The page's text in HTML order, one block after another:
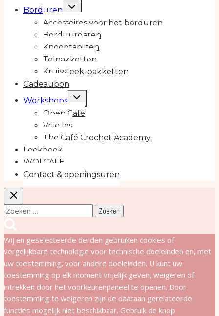
Borduren
Toggle
submenu
Accessoires voor het borduren
Borduurgaren
Knooptapijten
Telpakketten
Kruissteek-pakketten
Cadeaubon
Workshops
Toggle
Open Café
Vrije les
The Café Crochet Academy
Lookbook
WOLCAFÉ
Contact & openingsuren
Zoeken
naar:
Wij en geselecteerde derden gebruiken cookies of
vergelijkbare technologie voor technische doeleinden en, met
uw toestemming, voor andere doeleinden. U kunt uw
toestemming op elk moment vrijelijk geven, weigeren of
intrekken door het voorkeurenpaneel te openen. Door
toestemming te weigeren zijn de daaraan gerelateerde
functies mogelijk niet beschikbaar. Gebruik de knop